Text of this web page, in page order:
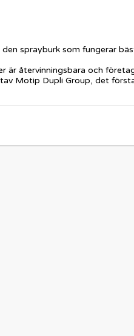
sprayburk som fungerar
är återvinningsbara och
Motip Dupli Group, det